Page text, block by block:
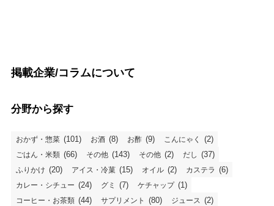
掲載企業/コラムについて
分野から探す
おかず・惣菜 (101) お酒 (8) お酢 (9) こんにゃく (2)
ごはん・米類 (66) その他 (143) その他 (2) だし (37)
ふりかけ (20) アイス・冷菓 (15) オイル (2) カステラ (6)
カレー・シチュー (24) グミ (7) ケチャップ (1)
コーヒー・お茶類 (44) サプリメント (80) ジュース (2)